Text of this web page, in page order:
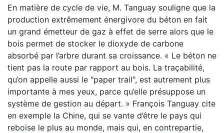
En matière de cycle de vie, M. Tanguay souligne que la
production extrêmement énergivore du béton en fait
un grand émetteur de gaz à effet de serre alors que le
bois permet de stocker le dioxyde de carbone
absorbé par l’arbre durant sa croissance. « Le béton ne
tient pas la route par rapport au bois. La traçabilité,
qu’on appelle aussi le "paper trail", est autrement plus
importante à mes yeux, parce qu’elle présuppose un
système de gestion au départ. » François Tanguay cite
en exemple la Chine, qui se vante d’être le pays qui
reboise le plus au monde, mais qui, en contrepartie,